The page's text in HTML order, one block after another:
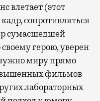
влетает (этот
сопротивляться
сумасшедшей
герою, уверен
миру прямо
фильмов
лабораторных